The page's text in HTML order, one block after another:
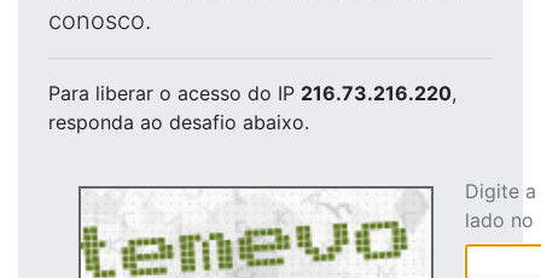
conosco.
Para liberar o acesso do IP 216.73.216.220,
responda ao desafio abaixo.
Digite
lado no